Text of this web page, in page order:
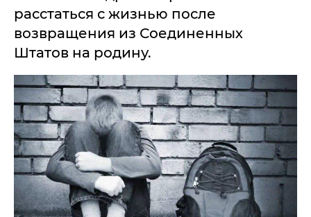
расстаться с жизнью после
возвращения из Соединенных
Штатов на родину.